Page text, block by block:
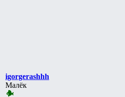
igorgerashhh
Малёк